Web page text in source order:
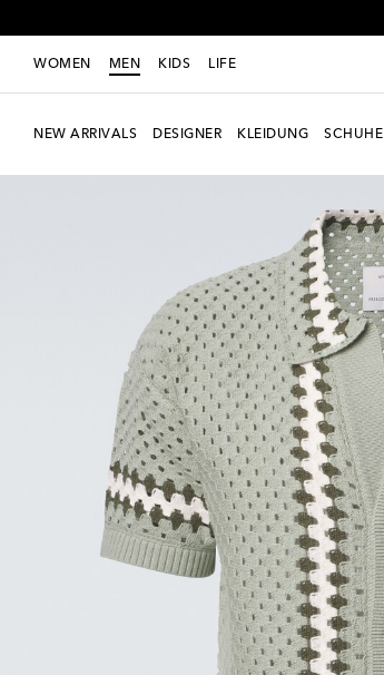
WOMEN MEN KIDS LIFE
NEW ARRIVALS DESIGNER KLEIDUNG SCHUHE